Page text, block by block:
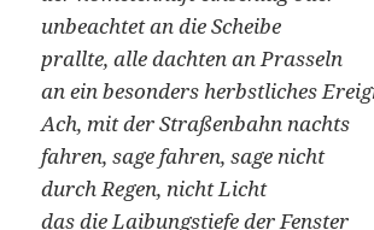
unbeachtet an die Scheibe
prallte, alle dachten an Prasseln
an ein besonders herbstliches
Ach, mit der Straßenbahn nachts
fahren, sage fahren, sage nicht
durch Regen, nicht Licht
das die Laibungstiefe der Fenster